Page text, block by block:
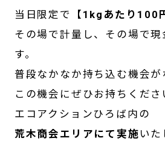
当日限定で
【1kgあたり100
その場で計量し、その場で現
す。
普段なかなか持ち込む機会が
この機会にぜひお持ちくださ
エコアクションひろば内の
荒木商会エリアにて実施 いた